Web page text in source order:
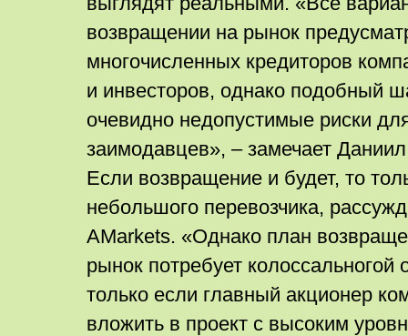
возвращении на рынок
многочисленных кредиторов
и инвесторов, однако подобный
очевидно недопустимые риски
заимодавцев», – замечает
Если возвращение и будет, то
небольшого перевозчика,
AMarkets. «Однако план
рынок потребует колоссальногой
только если главный акционер
вложить в проект с высоким